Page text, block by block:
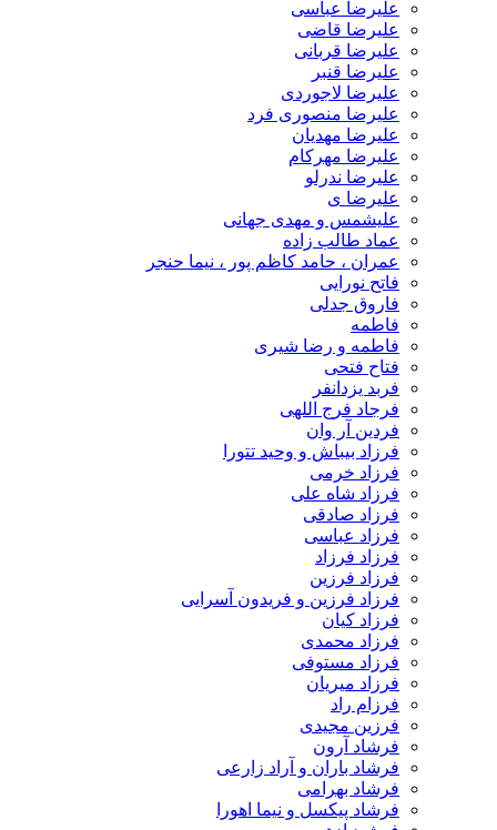
علیرضا عباسی
علیرضا قاضی
علیرضا قربانی
علیرضا قنبر
علیرضا لاجوردی
علیرضا منصوری فرد
علیرضا مهدیان
علیرضا مهرکام
علیرضا ندرلو
علیرضا ی
علیشمس و مهدی جهانی
عماد طالب زاده
عمران ، حامد کاظم پور ، نیما حنجر
فاتح نورایی
فاروق جدلی
فاطمه
فاطمه و رضا شیری
فتاح فتحی
فربد یزدانفر
فرجاد فرج اللهی
فردین آر وان
فرزاد بیباش و وحید تتورا
فرزاد خرمی
فرزاد شاه علی
فرزاد صادقی
فرزاد عباسی
فرزاد فرزاد
فرزاد فرزین
فرزاد فرزین و فریدون آسرایی
فرزاد کیان
فرزاد محمدی
فرزاد مستوفی
فرزاد میریان
فرزام راد
فرزین مجیدی
فرشاد آرون
فرشاد باران و آراد زارعی
فرشاد بهرامی
فرشاد پیکسل و نیما اهورا